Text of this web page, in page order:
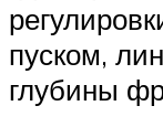
пуском,
глубины